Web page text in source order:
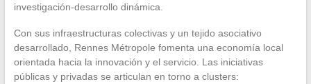
investigación-desarrollo dinámica.
Con sus infraestructuras colectivas y un tejido asociativo
desarrollado, Rennes Métropole fomenta una economía local
orientada hacia la innovación y el servicio. Las iniciativas
públicas y privadas se articulan en torno a clusters: